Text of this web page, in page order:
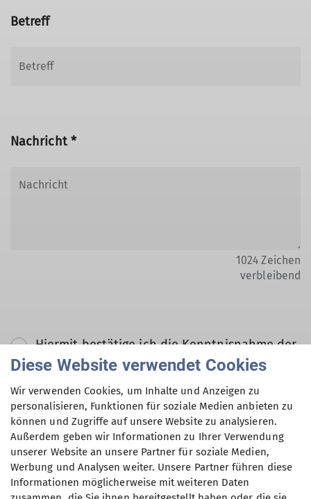
Betreff
Nachricht *
1024 Zeichen
verbleibend
Hiermit bestätige ich die Kenntnisnahme der
Datenschutzerklärung *
Hiermit erkläre ich mich einverstanden, dass
meine in das Kontaktformular eingegebenen
Daten elektronisch gesichert und zum Zweck
der Kontaktaufnahme verarbeitet und
genutzt werden. Mir ist bekannt, dass ich
meine Einwilligung jederzeit wiederrufen
Diese Website verwendet Cookies
Wir verwenden Cookies, um Inhalte und Anzeigen zu
personalisieren, Funktionen für soziale Medien anbieten zu
können und Zugriffe auf unsere Website zu analysieren.
Außerdem geben wir Informationen zu Ihrer Verwendung
unserer Website an unsere Partner für soziale Medien,
Werbung und Analysen weiter. Unsere Partner führen diese
Informationen möglicherweise mit weiteren Daten